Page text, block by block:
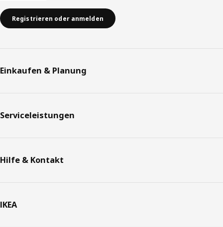
Registrieren oder anmelden
Einkaufen & Planung
Serviceleistungen
Hilfe & Kontakt
IKEA